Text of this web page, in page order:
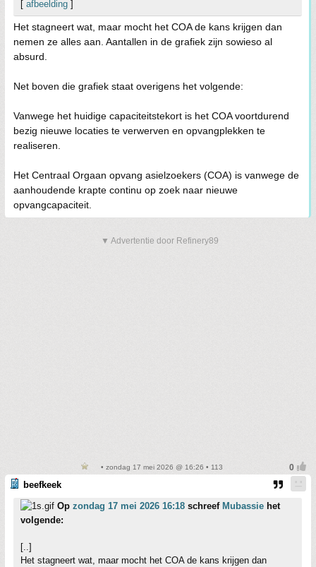
[ afbeelding ]
Het stagneert wat, maar mocht het COA de kans krijgen dan
nemen ze alles aan. Aantallen in de grafiek zijn sowieso al
absurd.
Net boven die grafiek staat overigens het volgende:
Vanwege het huidige capaciteitstekort is het COA voortdurend
bezig nieuwe locaties te verwerven en opvangplekken te
realiseren.
Het Centraal Orgaan opvang asielzoekers (COA) is vanwege de
aanhoudende krapte continu op zoek naar nieuwe
opvangcapaciteit.
▼ Advertentie door Refinery89
• zondag 17 mei 2026 @ 16:26 • 113
beefkeek
Op zondag 17 mei 2026 16:18 schreef Mubassie het
volgende:
[..]
Het stagneert wat, maar mocht het COA de kans krijgen dan